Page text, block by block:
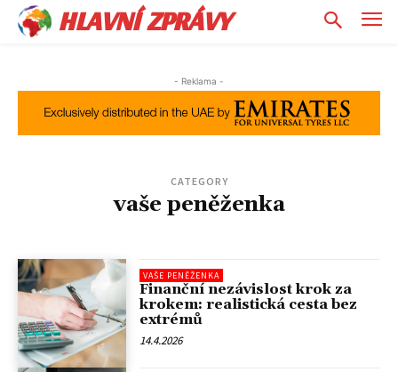
HLAVNÍ ZPRÁVY
- Reklama -
CATEGORY
vaše peněženka
VAŠE PENĚŽENKA
Finanční nezávislost krok za
krokem: realistická cesta bez
extrémů
14.4.2026